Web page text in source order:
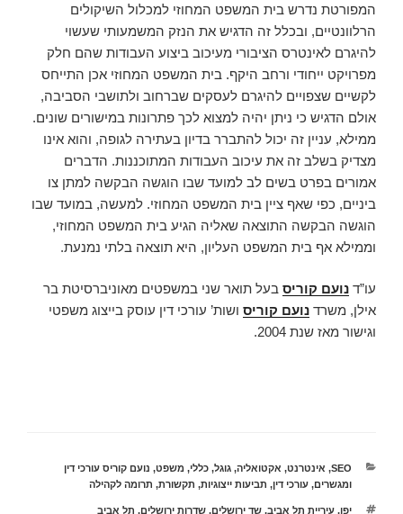
המפורטת נדרש בית המשפט המחוזי למכלול השיקולים
הרלוונטיים, ובכלל זה הדגיש את הנזק המשמעותי שעשוי
להיגרם לאינטרס הציבורי מעיכוב ביצוע העבודות שהם חלק
מפרויקט ייחודי ורחב היקף. בית המשפט המחוזי אכן התייחס
לקשיים שצפויים להיגרם לעסקים שברחוב ולתושבי הסביבה,
אולם הדגיש כי ניתן יהיה למצוא לכך פתרונות במישורים שונים.
ממילא, עניין זה יכול להתברר בדיון בעתירה לגופה, והוא אינו
מצדיק בשלב זה את עיכוב העבודות המתוכננות. הדברים
אמורים בפרט בשים לב למועד שבו הוגשה הבקשה למתן צו
ביניים, כפי שאף ציין בית המשפט המחוזי. למעשה, במועד שבו
הוגשה הבקשה התוצאה שאליה הגיע בית המשפט המחוזי,
וממילא אף בית המשפט העליון, היא תוצאה בלתי נמנעת.
עו”ד נועם קוריס בעל תואר שני במשפטים מאוניברסיטת בר
אילן, משרד נועם קוריס ושות’ עורכי דין עוסק בייצוג משפטי
וגישור מאז שנת 2004.
קטגוריות
SEO
, אינטרנט, אקטואליה,גוגל,כללי, משפט, נועם קוריס עורכי דין
ומגשרים,עורכי דין, תביעות ייצוגיות, תקשורת, תרומה לקהילה
תגיות
יפו,עיריית תל אביב,שד ירושלים,שדרות ירושלים, תל אביב